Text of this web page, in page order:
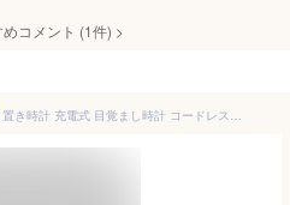
コメント (1件) >
【楽天1位】【進化版】木目調 置き時計 充電式 目覚まし時計 コードレス デジタル時計 置時計 アラーム 木製 部屋に馴染み おしゃれ 北欧 大音量 卓上 時計 LED表示 温度計 カレンダー 音感センサー インテリア かわいい コンパクト 結婚祝い 子供 プレゼント 送料無料